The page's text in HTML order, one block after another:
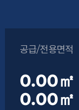
공급/전용면적
0.00㎡
0.00㎡